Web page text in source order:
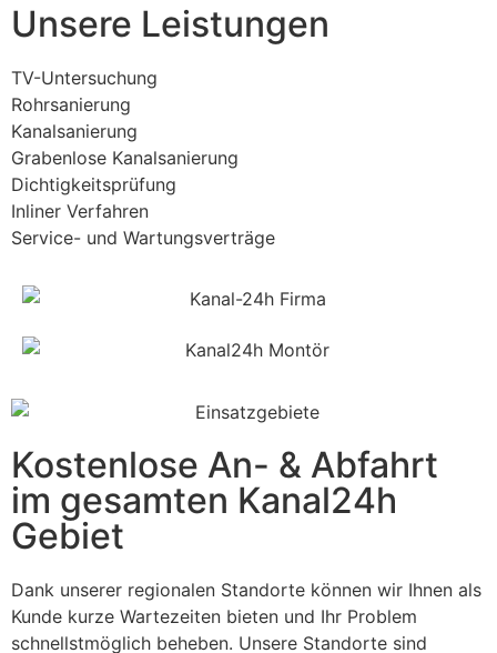
Unsere Leistungen
TV-Untersuchung
Rohrsanierung
Kanalsanierung
Grabenlose Kanalsanierung
Dichtigkeitsprüfung
Inliner Verfahren
Service- und Wartungsverträge
Kostenlose An- & Abfahrt
im gesamten Kanal24h
Gebiet
Dank unserer regionalen Standorte können wir Ihnen als
Kunde kurze Wartezeiten bieten und Ihr Problem
schnellstmöglich beheben. Unsere Standorte sind